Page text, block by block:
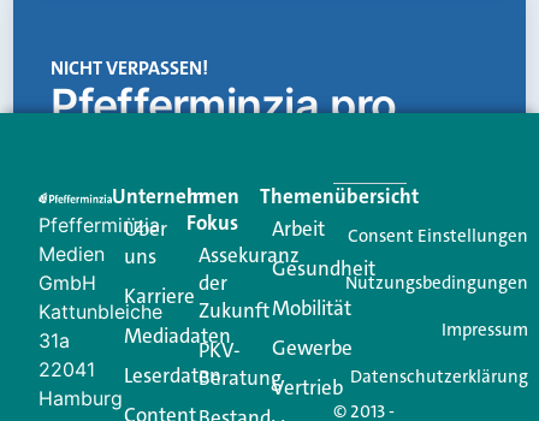
NICHT VERPASSEN!
Pfefferminzia.pro
Creator für Ihre Kundenkommunikation. Alles, was
Ihren Vertriebsalltag leichter macht. Mit nur einem
Login.
Jetzt anmelden
Pfefferminzia
Medien
GmbH
Kattunbleiche
31a
22041
Hamburg
Unternehmen
Über
uns
Karriere
Mediadaten
Leserdaten
Content
Im
Fokus
Assekuranz
der
Zukunft
PKV-
Beratung
Themenübersicht
Arbeit
Gesundheit
Mobilität
Gewerbe
Vertrieb
© 2013 -
Consent Einstellungen
Nutzungsbedingungen
Impressum
Datenschutzerklärung